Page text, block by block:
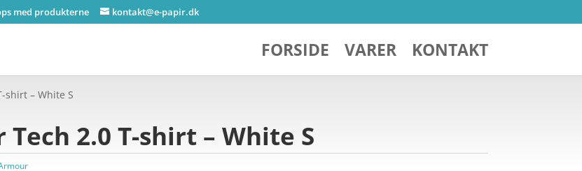
med produkterne kontakt@e-papir.dk
FORSIDE VARER KONTAKT
shirt – White S
2.0 T-shirt – White S